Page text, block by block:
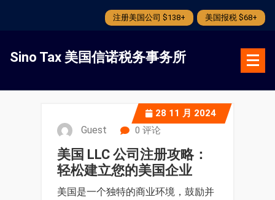
注册美国公司 $138+ 美国报税 $68+
Sino Tax 美国信诺税务事务所
28 11 月 2024
Guest 0 评论
美国 LLC 公司注册攻略：
轻松建立您的美国企业
美国是一个独特的商业环境，鼓励并